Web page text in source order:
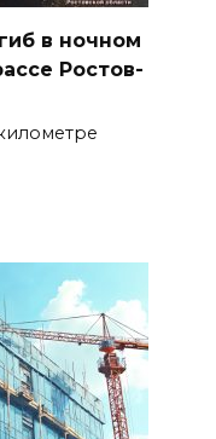
в ночном
Ростов-